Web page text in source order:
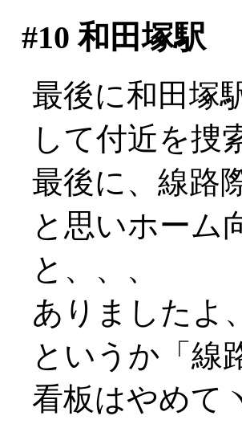
#10 和田塚駅
最後に和田塚
して付近を捜
最後に、線路
と思いホーム
と、、、
ありましたよ
というか「線
看板はやめて